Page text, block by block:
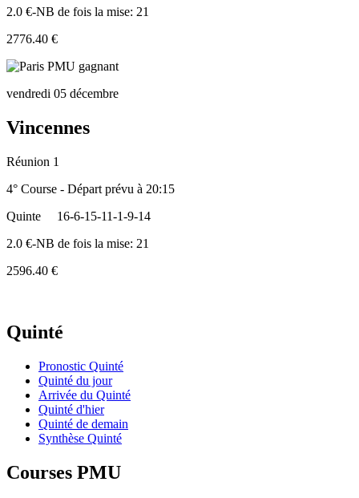
2.0 €-NB de fois la mise: 21
2776.40 €
vendredi 05 décembre
Vincennes
Réunion 1
4° Course - Départ prévu à 20:15
Quinte
16-6-15-11-1-9-14
2.0 €-NB de fois la mise: 21
2596.40 €
Quinté
Pronostic Quinté
Quinté du jour
Arrivée du Quinté
Quinté d'hier
Quinté de demain
Synthèse Quinté
Courses PMU